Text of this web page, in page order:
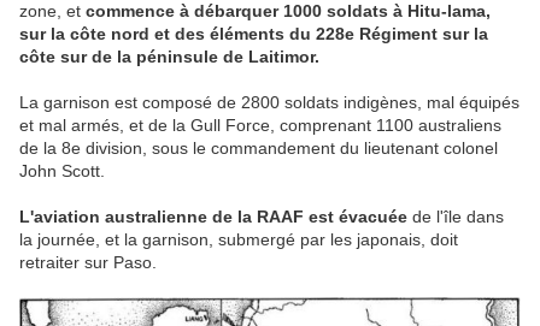
zone, et commence à débarquer 1000 soldats à Hitu-lama,
sur la côte nord et des éléments du 228e Régiment sur la
côte sur de la péninsule de Laitimor.
La garnison est composé de 2800 soldats indigènes, mal équipés
et mal armés, et de la Gull Force, comprenant 1100 australiens
de la 8e division, sous le commandement du lieutenant colonel
John Scott.
L'aviation australienne de la RAAF est évacuée de l'île dans
la journée, et la garnison, submergé par les japonais, doit
retraiter sur Paso.